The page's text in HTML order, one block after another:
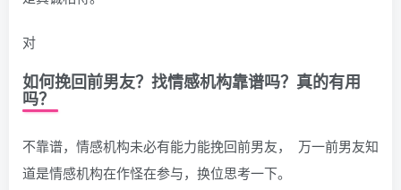
对
如何挽回前男友？找情感机构靠谱吗？真的有用
吗？
不靠谱，情感机构未必有能力能挽回前男友， 万一前男友知
道是情感机构在作怪在参与，换位思考一下。